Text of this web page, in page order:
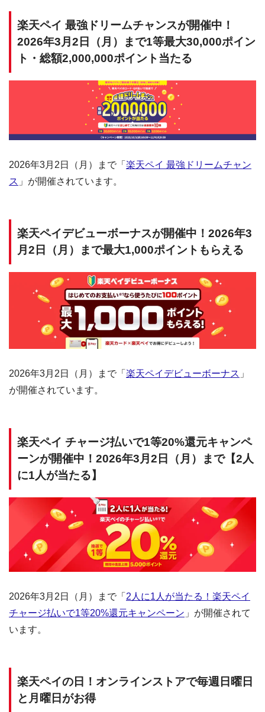
楽天ペイ 最強ドリームチャンスが開催中！
2026年3月2日（月）まで1等最大30,000ポイン
ト・総額2,000,000ポイント当たる
2026年3月2日（月）まで「 楽天ペイ 最強ドリームチャン
ス 」が開催されています。
楽天ペイデビューボーナスが開催中！2026年3
月2日（月）まで最大1,000ポイントもらえる
2026年3月2日（月）まで「 楽天ペイデビューボーナス 」
が開催されています。
楽天ペイ チャージ払いで1等20%還元キャンペ
ーンが開催中！2026年3月2日（月）まで【2人
に1人が当たる】
2026年3月2日（月）まで「 2人に1人が当たる！楽天ペイ
チャージ払いで1等20%還元キャンペーン 」が開催されて
います。
楽天ペイの日！オンラインストアで毎週日曜日
と月曜日がお得